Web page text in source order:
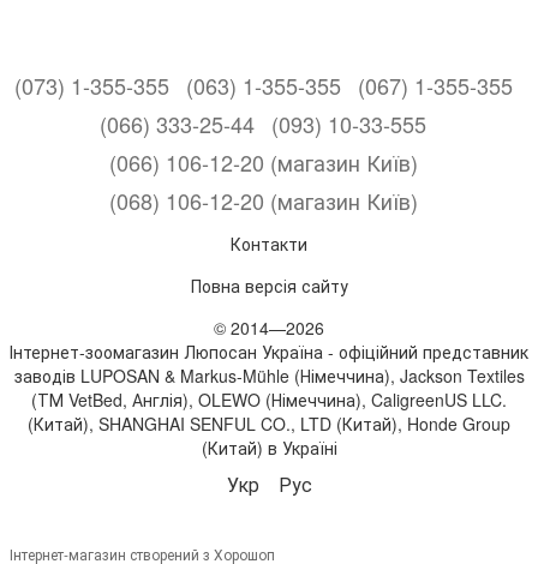
(073) 1-355-355 (063) 1-355-355 (067) 1-355-355
(066) 333-25-44 (093) 10-33-555
(066) 106-12-20 (магазин Київ)
(068) 106-12-20 (магазин Київ)
Контакти
Повна версія сайту
© 2014—2026
Інтернет-зоомагазин Люпосан Україна - офіційний представник
заводів LUPOSAN & Markus-Mühle (Німеччина), Jackson Textiles
(ТМ VetBed, Англія), OLEWO (Німеччина), CaligreenUS LLC.
(Китай), SHANGHAI SENFUL CO., LTD (Китай), Honde Group
(Китай) в Україні
Укр Рус
Інтернет-магазин створений з Хорошоп